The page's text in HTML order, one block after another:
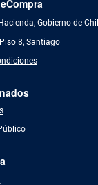
Gobierno de
8, Santiago